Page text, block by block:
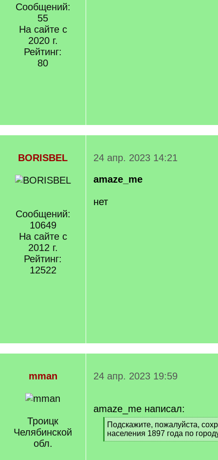
Сообщений:
55
На сайте с
2020 г.
Рейтинг:
80
BORISBEL
Сообщений:
10649
На сайте с
2012 г.
Рейтинг:
12522
24 апр. 2023 14:21
amaze_me
нет
mman
Троицк
Челябинской
обл.
24 апр. 2023 19:59
amaze_me написал:
[
q
]
Подскажите, пожалуйста,
населения 1897 года по
[